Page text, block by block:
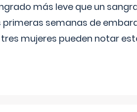
más leve que un
semanas de
mujeres pueden notar